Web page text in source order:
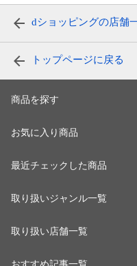
dショッピングの店舗
トップページに戻る
商品を探す
お気に入り商品
最近チェックした商品
取り扱いジャンル一覧
取り扱い店舗一覧